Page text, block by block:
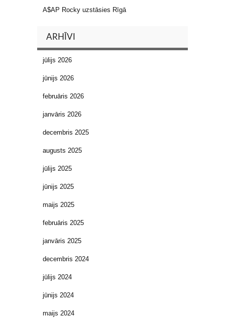
A$AP Rocky uzstāsies Rīgā
ARHĪVI
jūlijs 2026
jūnijs 2026
februāris 2026
janvāris 2026
decembris 2025
augusts 2025
jūlijs 2025
jūnijs 2025
maijs 2025
februāris 2025
janvāris 2025
decembris 2024
jūlijs 2024
jūnijs 2024
maijs 2024